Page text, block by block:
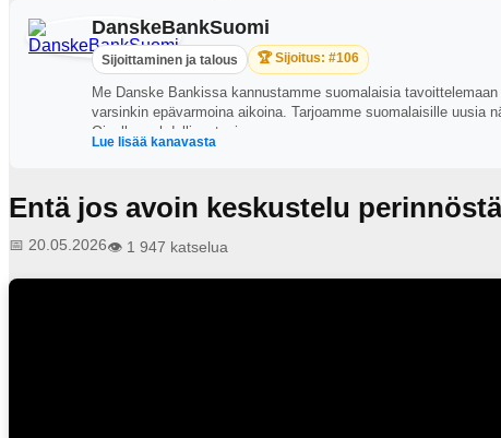
DanskeBankSuomi
Sijoittaminen ja talous 🏆 Sijoitus: #106
Me Danske Bankissa kannustamme suomalaisia
varsinkin epävarmoina aikoina. Tarjoamme suomalaisille uusia
Oivalla mahdollisuutesi
Lue lisää kanavasta
Entä jos avoin keskustelu
📅 20.05.2026👁️ 1 947 katselua